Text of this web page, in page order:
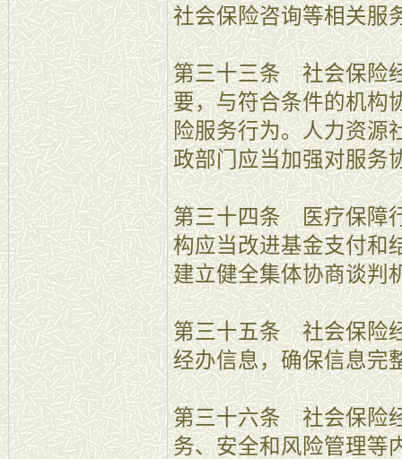
社会保险咨询等相关服
第三十三条 社会保险
要，与符合条件的机构
险服务行为。人力资源
政部门应当加强对服务
第三十四条 医疗保障
构应当改进基金支付和
建立健全集体协商谈判
第三十五条 社会保险
经办信息，确保信息完
第三十六条 社会保险
务、安全和风险管理等